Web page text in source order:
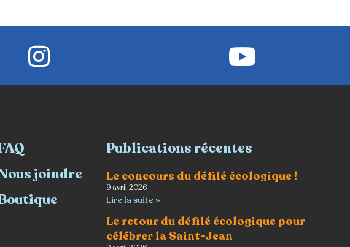
joindre
Publications récentes
Le concours du défilé écologique !
9 avril 2026
Lire la suite »
Le retour du défilé écologique pour
célébrer la Saint-Jean